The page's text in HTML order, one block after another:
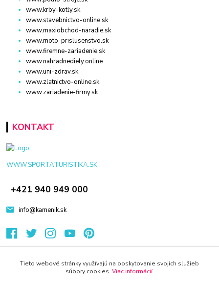
www.krby-kotly.sk
www.stavebnictvo-online.sk
www.maxiobchod-naradie.sk
www.moto-prislusenstvo.sk
www.firemne-zariadenie.sk
www.nahradnediely.online
www.uni-zdrav.sk
www.zlatnictvo-online.sk
www.zariadenie-firmy.sk
KONTAKT
WWW.SPORTATURISTIKA.SK
+421 940 949 000
info@kamenik.sk
Tieto webové stránky využívajú na poskytovanie svojich služieb
súbory cookies. Viac informácií.